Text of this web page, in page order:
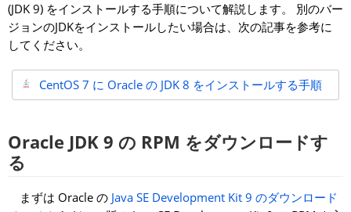
(JDK 9) をインストールする手順について解説します。 別のバー
ジョンのJDKをインストールしたい場合は、次の記事を参考に
してください。
CentOS 7 に Oracle の JDK 8 をインストールする手順
Oracle JDK 9 の RPM をダウンロードす
る
まずは Oracle の Java SE Development Kit 9 のダウンロード